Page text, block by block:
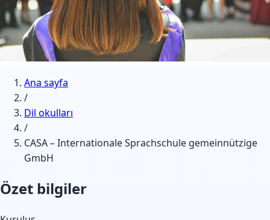
Ana sayfa
/
Dil okulları
/
CASA – Internationale Sprachschule gemeinnützige
GmbH
Özet bilgiler